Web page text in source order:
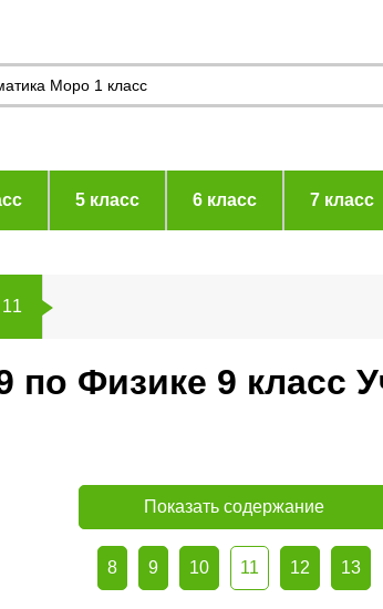
5 класс 6 класс 7 класс
11
Физике 9 класс
Показать содержание
8 9 10 11 12 13